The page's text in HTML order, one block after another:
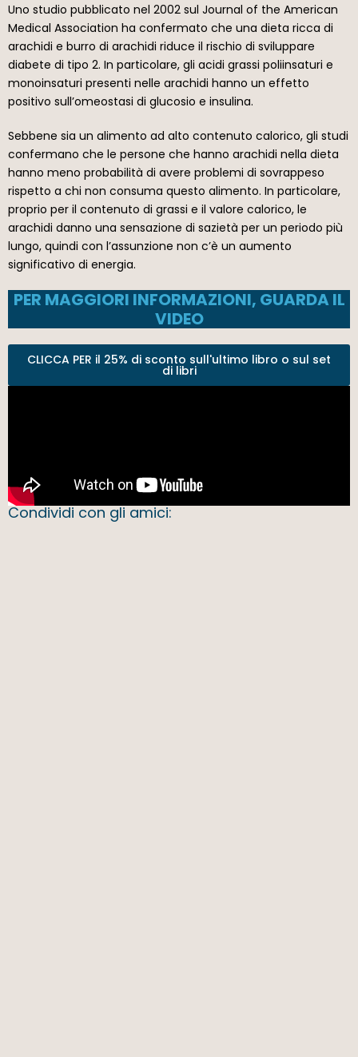
Uno studio pubblicato nel 2002 sul Journal of the American
Medical Association ha confermato che una dieta ricca di
arachidi e burro di arachidi riduce il rischio di sviluppare
diabete di tipo 2. In particolare, gli acidi grassi poliinsaturi e
monoinsaturi presenti nelle arachidi hanno un effetto
positivo sull’omeostasi di glucosio e insulina.
Sebbene sia un alimento ad alto contenuto calorico, gli studi
confermano che le persone che hanno arachidi nella dieta
hanno meno probabilità di avere problemi di sovrappeso
rispetto a chi non consuma questo alimento. In particolare,
proprio per il contenuto di grassi e il valore calorico, le
arachidi danno una sensazione di sazietà per un periodo più
lungo, quindi con l’assunzione non c’è un aumento
significativo di energia.
PER MAGGIORI INFORMAZIONI, GUARDA IL
VIDEO
CLICCA PER il 25% di sconto sull'ultimo libro o sul set
di libri
Condividi con gli amici: